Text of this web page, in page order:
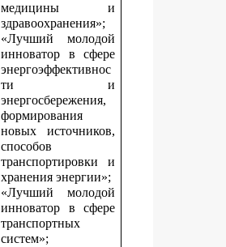
медицины и
здравоохранения»;
«Лучший молодой
инноватор в сфере
энергоэффективнос
ти и
энергосбережения,
формирования
новых источников,
способов
транспортировки и
хранения энергии»;
«Лучший молодой
инноватор в сфере
транспортных
систем»;